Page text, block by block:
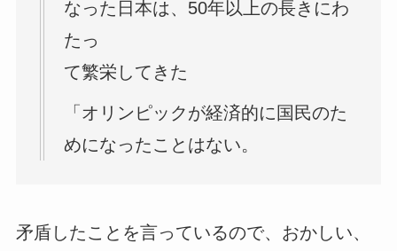
なった日本は、50年以上の長きにわ
たっ
て繁栄してきた
「オリンピックが経済的に国民のた
めになったことはない。
矛盾したことを言っているので、おかしい、